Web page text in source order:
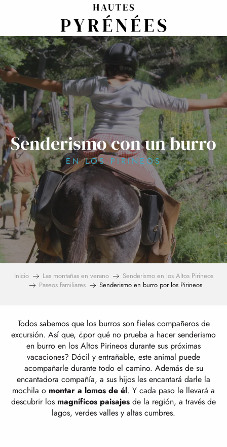
principal
Senderismo con un burro
EN LOS PIRINEOS
Inicio Las montañas en verano
Senderismo en los Altos Pirineos
Paseos familiares
Senderismo en burro por los Pirineos
Todos sabemos que los burros son fieles compañeros de
excursión. Así que, ¿por qué no prueba a hacer senderismo
en burro en los Altos Pirineos durante sus próximas
vacaciones? Dócil y entrañable, este animal puede
acompañarle durante todo el camino. Además de su
encantadora compañía, a sus hijos les encantará darle la
mochila o montar a lomos de él. Y cada paso le llevará a
descubrir los magníficos paisajes de la región, a través de
lagos, verdes valles y altas cumbres.